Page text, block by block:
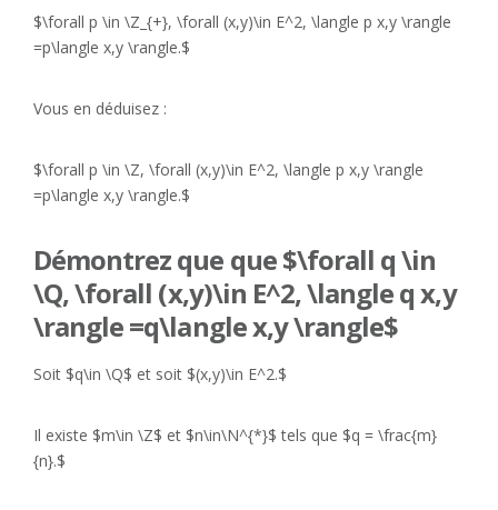
$\forall p \in \Z_{+}, \forall (x,y)\in E^2, \langle p x,y \rangle
=p\langle x,y \rangle.$
Vous en déduisez :
$\forall p \in \Z, \forall (x,y)\in E^2, \langle p x,y \rangle
=p\langle x,y \rangle.$
Démontrez que que $\forall q \in
\Q, \forall (x,y)\in E^2, \langle q x,y
\rangle =q\langle x,y \rangle$
Soit $q\in \Q$ et soit $(x,y)\in E^2.$
Il existe $m\in \Z$ et $n\in\N^{*}$ tels que $q = \frac{m}
{n}.$